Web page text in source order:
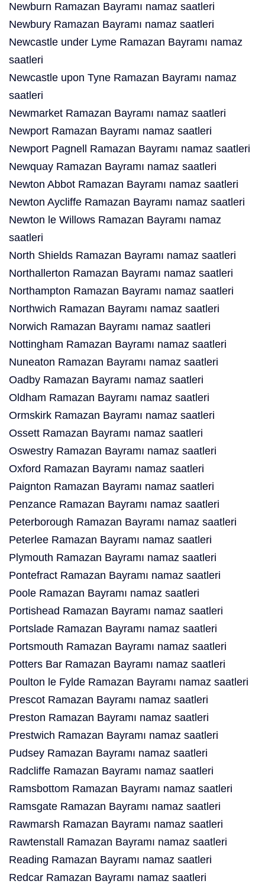
Newburn Ramazan Bayramı namaz saatleri
Newbury Ramazan Bayramı namaz saatleri
Newcastle under Lyme Ramazan Bayramı namaz
saatleri
Newcastle upon Tyne Ramazan Bayramı namaz
saatleri
Newmarket Ramazan Bayramı namaz saatleri
Newport Ramazan Bayramı namaz saatleri
Newport Pagnell Ramazan Bayramı namaz saatleri
Newquay Ramazan Bayramı namaz saatleri
Newton Abbot Ramazan Bayramı namaz saatleri
Newton Aycliffe Ramazan Bayramı namaz saatleri
Newton le Willows Ramazan Bayramı namaz
saatleri
North Shields Ramazan Bayramı namaz saatleri
Northallerton Ramazan Bayramı namaz saatleri
Northampton Ramazan Bayramı namaz saatleri
Northwich Ramazan Bayramı namaz saatleri
Norwich Ramazan Bayramı namaz saatleri
Nottingham Ramazan Bayramı namaz saatleri
Nuneaton Ramazan Bayramı namaz saatleri
Oadby Ramazan Bayramı namaz saatleri
Oldham Ramazan Bayramı namaz saatleri
Ormskirk Ramazan Bayramı namaz saatleri
Ossett Ramazan Bayramı namaz saatleri
Oswestry Ramazan Bayramı namaz saatleri
Oxford Ramazan Bayramı namaz saatleri
Paignton Ramazan Bayramı namaz saatleri
Penzance Ramazan Bayramı namaz saatleri
Peterborough Ramazan Bayramı namaz saatleri
Peterlee Ramazan Bayramı namaz saatleri
Plymouth Ramazan Bayramı namaz saatleri
Pontefract Ramazan Bayramı namaz saatleri
Poole Ramazan Bayramı namaz saatleri
Portishead Ramazan Bayramı namaz saatleri
Portslade Ramazan Bayramı namaz saatleri
Portsmouth Ramazan Bayramı namaz saatleri
Potters Bar Ramazan Bayramı namaz saatleri
Poulton le Fylde Ramazan Bayramı namaz saatleri
Prescot Ramazan Bayramı namaz saatleri
Preston Ramazan Bayramı namaz saatleri
Prestwich Ramazan Bayramı namaz saatleri
Pudsey Ramazan Bayramı namaz saatleri
Radcliffe Ramazan Bayramı namaz saatleri
Ramsbottom Ramazan Bayramı namaz saatleri
Ramsgate Ramazan Bayramı namaz saatleri
Rawmarsh Ramazan Bayramı namaz saatleri
Rawtenstall Ramazan Bayramı namaz saatleri
Reading Ramazan Bayramı namaz saatleri
Redcar Ramazan Bayramı namaz saatleri